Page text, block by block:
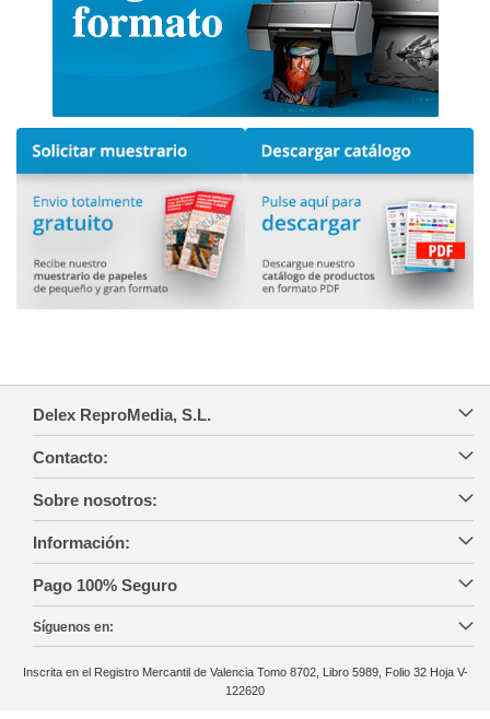
Delex ReproMedia, S.L.
Contacto:
Sobre nosotros:
Información:
Pago 100% Seguro
Síguenos en:
Inscrita en el Registro Mercantil de Valencia Tomo 8702, Libro 5989, Folio 32 Hoja V-
122620